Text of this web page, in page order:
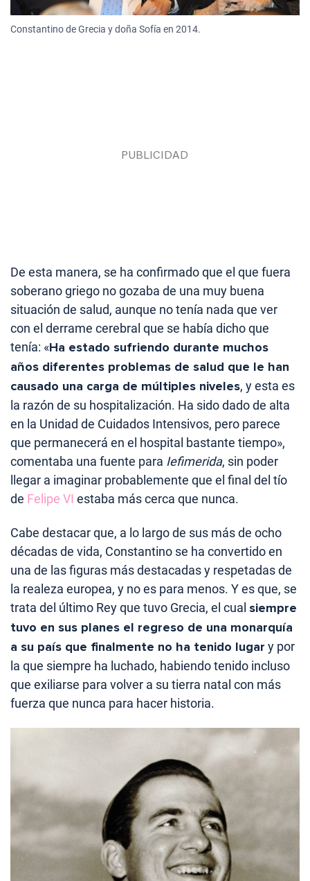
Constantino de Grecia y doña Sofía en 2014.
De esta manera, se ha confirmado que el que fuera
soberano griego no gozaba de una muy buena
situación de salud, aunque no tenía nada que ver
con el derrame cerebral que se había dicho que
tenía: «Ha estado sufriendo durante muchos
años diferentes problemas de salud que le han
causado una carga de múltiples niveles, y esta es
la razón de su hospitalización. Ha sido dado de alta
en la Unidad de Cuidados Intensivos, pero parece
que permanecerá en el hospital bastante tiempo»,
comentaba una fuente para Iefimerida, sin poder
llegar a imaginar probablemente que el final del tío
de Felipe VI estaba más cerca que nunca.
Cabe destacar que, a lo largo de sus más de ocho
décadas de vida, Constantino se ha convertido en
una de las figuras más destacadas y respetadas de
la realeza europea, y no es para menos. Y es que, se
trata del último Rey que tuvo Grecia, el cual siempre
tuvo en sus planes el regreso de una monarquía
a su país que finalmente no ha tenido lugar y por
la que siempre ha luchado, habiendo tenido incluso
que exiliarse para volver a su tierra natal con más
fuerza que nunca para hacer historia.